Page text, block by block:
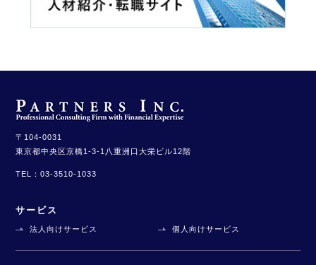
〒104-0031
東京都中央区京橋1-3-1 八重洲口大栄ビル12階
TEL：03-3510-1033
サービス
法人向けサービス 個人向けサービス